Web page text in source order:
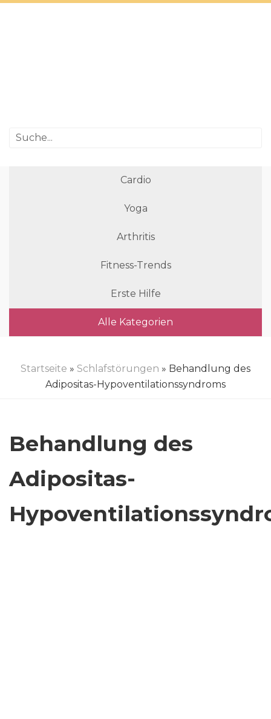
Cardio
Yoga
Arthritis
Fitness-Trends
Erste Hilfe
Alle Kategorien
Startseite » Schlafstörungen » Behandlung des
Adipositas-Hypoventilationssyndroms
Behandlung des
Adipositas-